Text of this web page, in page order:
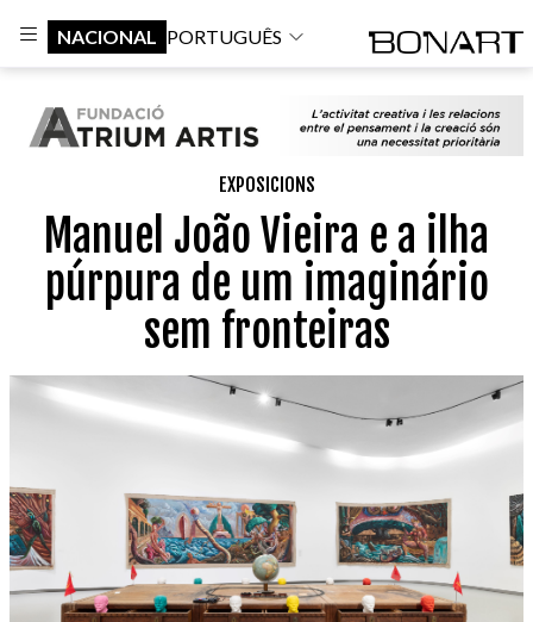
NACIONAL PORTUGUÊS
EXPOSICIONS
Manuel João Vieira e a ilha
púrpura de um imaginário
sem fronteiras